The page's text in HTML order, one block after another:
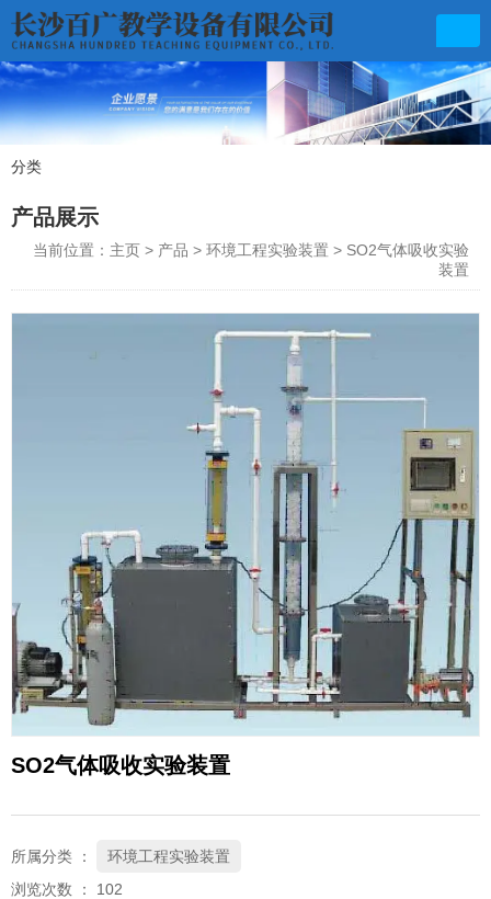
0731-85570439
wx15874093095
分类
产品展示
当前位置：主页 > 产品 > 环境工程实验装置 > SO2气体吸收实验
装置​
SO2气体吸收实验装置​
所属分类 ：
环境工程实验装置
浏览次数 ： 102